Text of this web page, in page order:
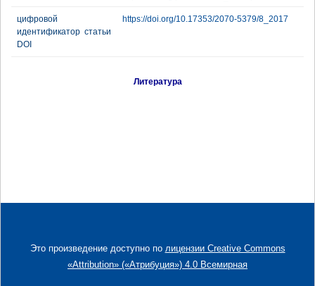
цифровой
идентификатор статьи
DOI
https://doi.org/10.17353/2070-5379/8_2017
Литература
Это произведение доступно по лицензии Creative Commons
«Attribution» («Атрибуция») 4.0 Всемирная